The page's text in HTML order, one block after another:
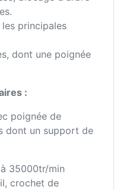
principales
dont une poignée
:
poignée de
dont un support de
35000tr/min
crochet de